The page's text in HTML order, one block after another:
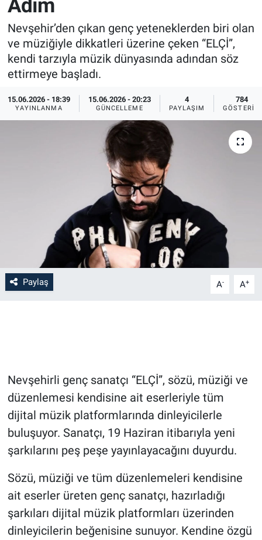
Adım
Nevşehir’den çıkan genç yeteneklerden biri olan
ve müziğiyle dikkatleri üzerine çeken “ELÇİ”,
kendi tarzıyla müzik dünyasında adından söz
ettirmeye başladı.
15.06.2026 - 18:39
YAYINLANMA
15.06.2026 - 20:23
GÜNCELLEME
4
PAYLAŞIM
784
GÖSTERIM
Paylaş A- A+
Nevşehirli genç sanatçı “ELÇİ”, sözü, müziği ve
düzenlemesi kendisine ait eserleriyle tüm
dijital müzik platformlarında dinleyicilerle
buluşuyor. Sanatçı, 19 Haziran itibarıyla yeni
şarkılarını peş peşe yayınlayacağını duyurdu.
Sözü, müziği ve tüm düzenlemeleri kendisine
ait eserler üreten genç sanatçı, hazırladığı
şarkıları dijital müzik platformları üzerinden
dinleyicilerin beğenisine sunuyor. Kendine özgü
Sağlık
Yerel
Genel
Asayiş
İlan - Duyuru- Mesaj
Türkiye Gündemi
Sizden Gelenler
Yaşam
3.Sayfa
Medya
Bilim-Tek
Kayseri
Niğde
Aksaray
Yerel
Genel
İlan - Duyuru- Mesaj
Türkiye Gündemi
Sizden Gelenler